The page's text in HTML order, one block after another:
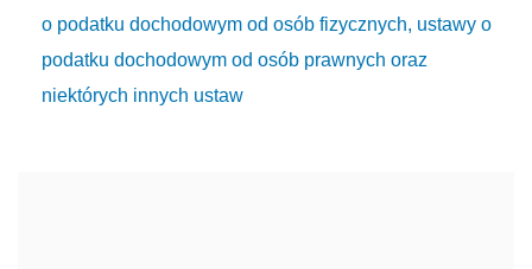
o podatku dochodowym od osób fizycznych, ustawy o
podatku dochodowym od osób prawnych oraz
niektórych innych ustaw